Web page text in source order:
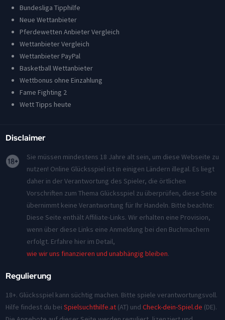
Bundesliga Tipphilfe
Neue Wettanbieter
Pferdewetten Anbieter Vergleich
Wettanbieter Vergleich
Wettanbieter PayPal
Basketball Wettanbieter
Wettbonus ohne Einzahlung
Fame Fighting 2
Wett Tipps heute
Disclaimer
Sie müssen mindestens 18 Jahre alt sein, um diese Webseite zu
nutzen! Online Glücksspiel ist in einigen Ländern illegal. Es liegt
daher in der Verantwortung des Spieler, die örtlichen
Vorschriften zum Thema Glücksspiel zu überprüfen, diese Seite
übernimmt keine Verantwortung für Ihr Handeln. Bitte beachte:
Diese Seite enthält Affiliate-Links. Wir erhalten eine Provision,
wenn über diese Links eine Anmeldung bei den Buchmachern
erfolgt. Erfahre hier im Detail,
wie wir uns finanzieren und unabhängig bleiben.
Regulierung
18+. Glücksspiel kann süchtig machen. Bitte spiele verantwortungsvoll.
Hilfe findest du bei Spielsuchthilfe.at(AT) und Check-dein-Spiel.de (DE).